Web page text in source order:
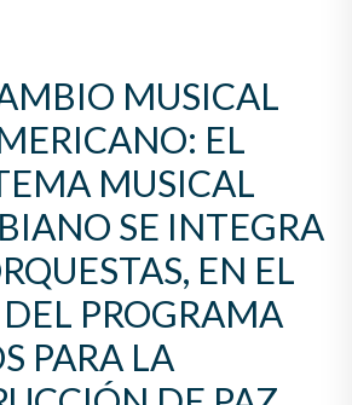
PROGRAMA
PARA LA
DE PAZ.
MUSICAL
EL
MUSICAL
SE INTEGRA
EN EL
PROGRAMA
PARA LA